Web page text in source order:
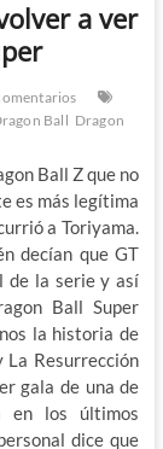
a ver
Ball Dragon
Ball Z que no
es más legítima
a Toriyama.
decían que GT
de la serie y así
Ball Super
la historia de
Resurrección
gala de una de
en los últimos
dice que